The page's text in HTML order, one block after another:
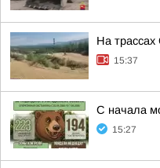
На
15:37
С начала
15:27